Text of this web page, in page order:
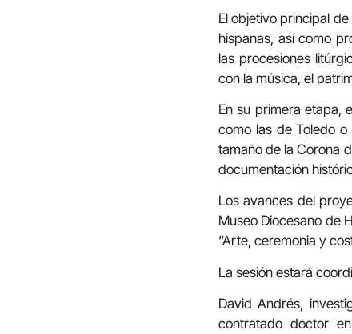
El objetivo principal
hispanas, así como
las procesiones
con la música, el
En su primera etapa,
como las de Toledo
tamaño de la Corona
documentación
Los avances del
Museo Diocesano de
“Arte, ceremonia y
La sesión estará
David Andrés,
contratado doctor